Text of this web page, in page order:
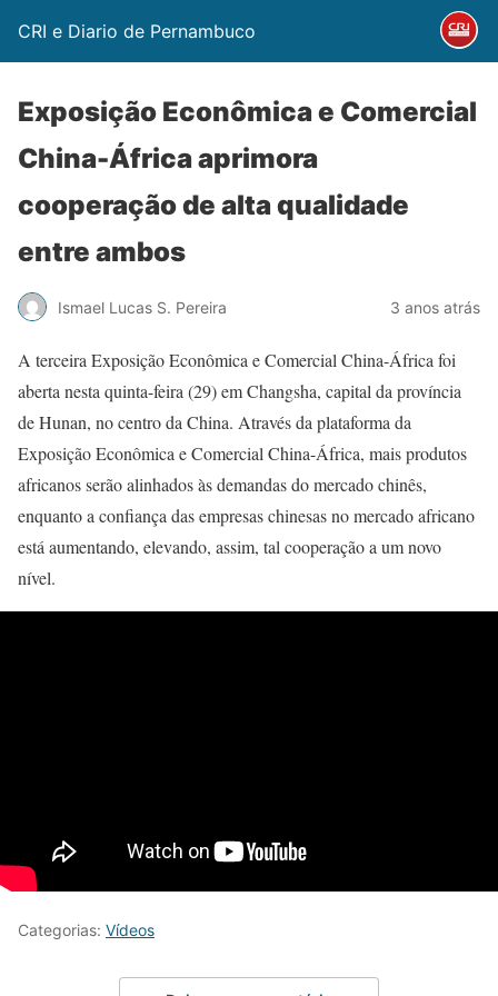
CRI e Diario de Pernambuco
Exposição Econômica e Comercial
China-África aprimora
cooperação de alta qualidade
entre ambos
Ismael Lucas S. Pereira 3 anos atrás
A terceira Exposição Econômica e Comercial China-África foi
aberta nesta quinta-feira (29) em Changsha, capital da província
de Hunan, no centro da China. Através da plataforma da
Exposição Econômica e Comercial China-África, mais produtos
africanos serão alinhados às demandas do mercado chinês,
enquanto a confiança das empresas chinesas no mercado africano
está aumentando, elevando, assim, tal cooperação a um novo
nível.
Categorias: Vídeos